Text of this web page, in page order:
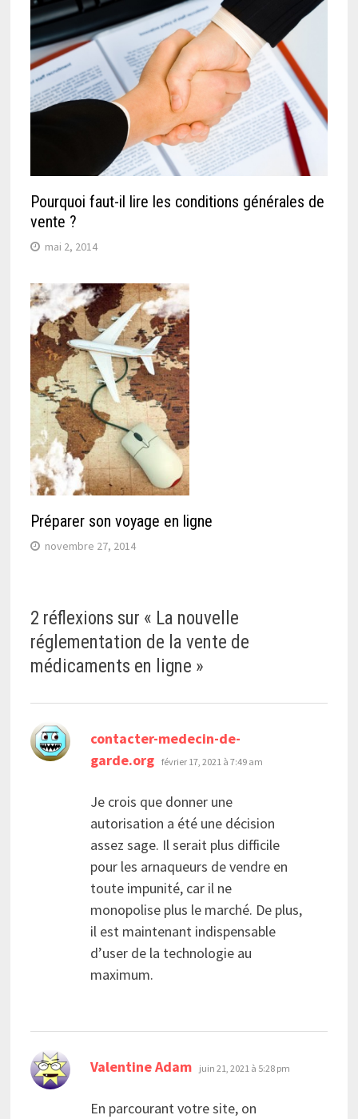
Pourquoi faut-il lire les conditions générales de
vente ?
mai 2, 2014
Préparer son voyage en ligne
novembre 27, 2014
2 réflexions sur « La nouvelle
réglementation de la vente de
médicaments en ligne »
contacter-medecin-de-
garde.org dit :
février 17, 2021 à 7:49 am
Je crois que donner une
autorisation a été une décision
assez sage. Il serait plus difficile
pour les arnaqueurs de vendre en
toute impunité, car il ne
monopolise plus le marché. De plus,
il est maintenant indispensable
d’user de la technologie au
maximum.
Valentine Adam dit :
juin 21, 2021 à 5:28 pm
En parcourant votre site, on